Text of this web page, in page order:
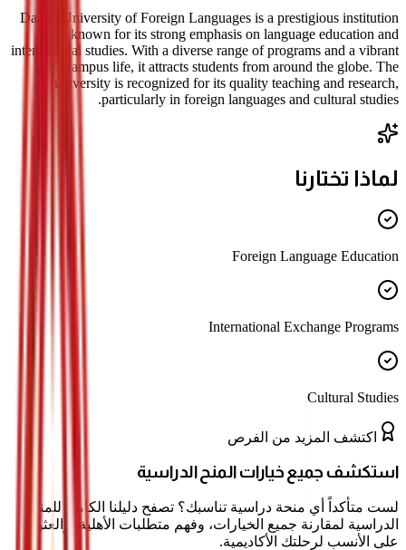
Dalian University of Foreign Languages is a prestigious institution
known for its strong emphasis on language education and
international studies. With a diverse range of programs and a vibrant
campus life, it attracts students from around the globe. The
university is recognized for its quality teaching and research,
particularly in foreign languages and cultural studies.
لماذا تختارنا
Foreign Language Education
International Exchange Programs
Cultural Studies
اكتشف المزيد من الفرص
استكشف جميع خيارات المنح الدراسية
لست متأكداً أي منحة دراسية تناسبك؟ تصفح دليلنا الكامل للمنح
الدراسية لمقارنة جميع الخيارات، وفهم متطلبات الأهلية، والعثور
على الأنسب لرحلتك الأكاديمية.